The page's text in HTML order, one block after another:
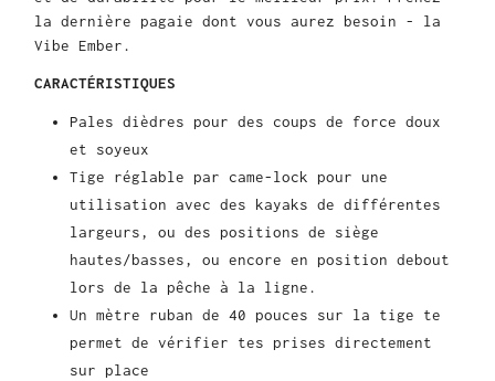
la dernière pagaie dont vous aurez besoin - la
Vibe Ember.
CARACTÉRISTIQUES
Pales dièdres pour des coups de force doux
et soyeux
Tige réglable par came-lock pour une
utilisation avec des kayaks de différentes
largeurs, ou des positions de siège
hautes/basses, ou encore en position debout
lors de la pêche à la ligne.
Un mètre ruban de 40 pouces sur la tige te
permet de vérifier tes prises directement
sur place